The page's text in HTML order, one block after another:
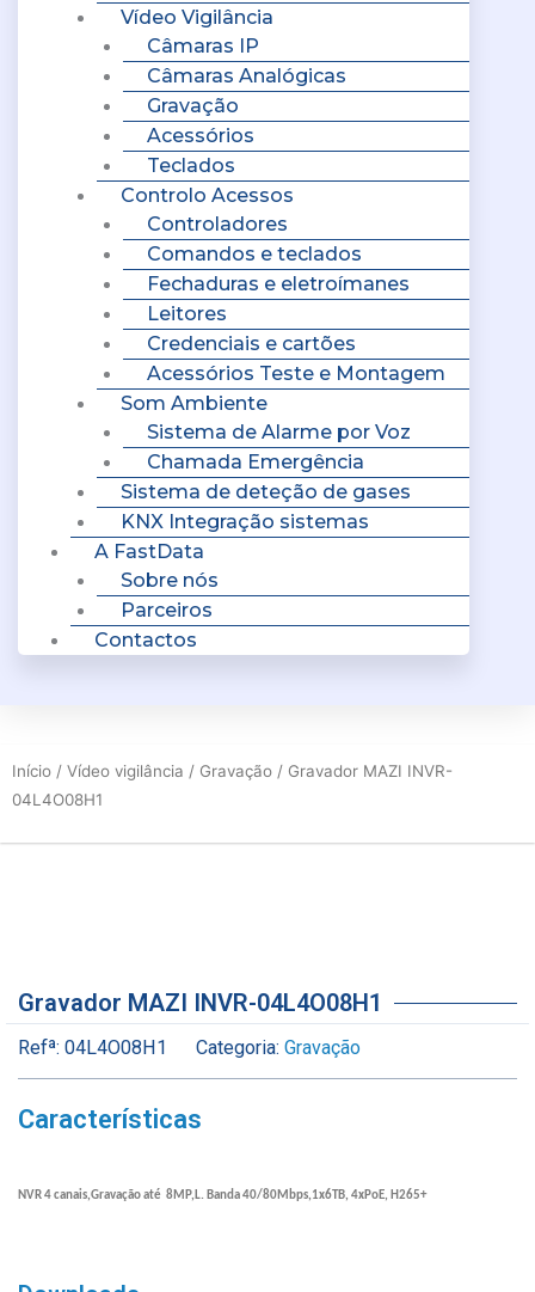
Vídeo Vigilância
Câmaras IP
Câmaras Analógicas
Gravação
Acessórios
Teclados
Controlo Acessos
Controladores
Comandos e teclados
Fechaduras e eletroímanes
Leitores
Credenciais e cartões
Acessórios Teste e Montagem
Som Ambiente
Sistema de Alarme por Voz
Chamada Emergência
Sistema de deteção de gases
KNX Integração sistemas
A FastData
Sobre nós
Parceiros
Contactos
Início / Vídeo vigilância / Gravação / Gravador MAZI INVR-
04L4O08H1
Gravador MAZI INVR-04L4O08H1
Refª: 04L4O08H1 Categoria: Gravação
Características
NVR 4 canais,Gravação até 8MP,L. Banda 40/80Mbps,1x6TB, 4xPoE, H265+